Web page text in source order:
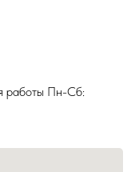
работы Пн-Сб: